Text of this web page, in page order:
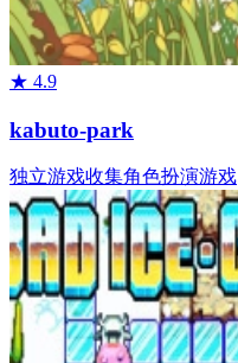
★ 4.9
kabuto-park
独立游戏收集角色扮演游戏